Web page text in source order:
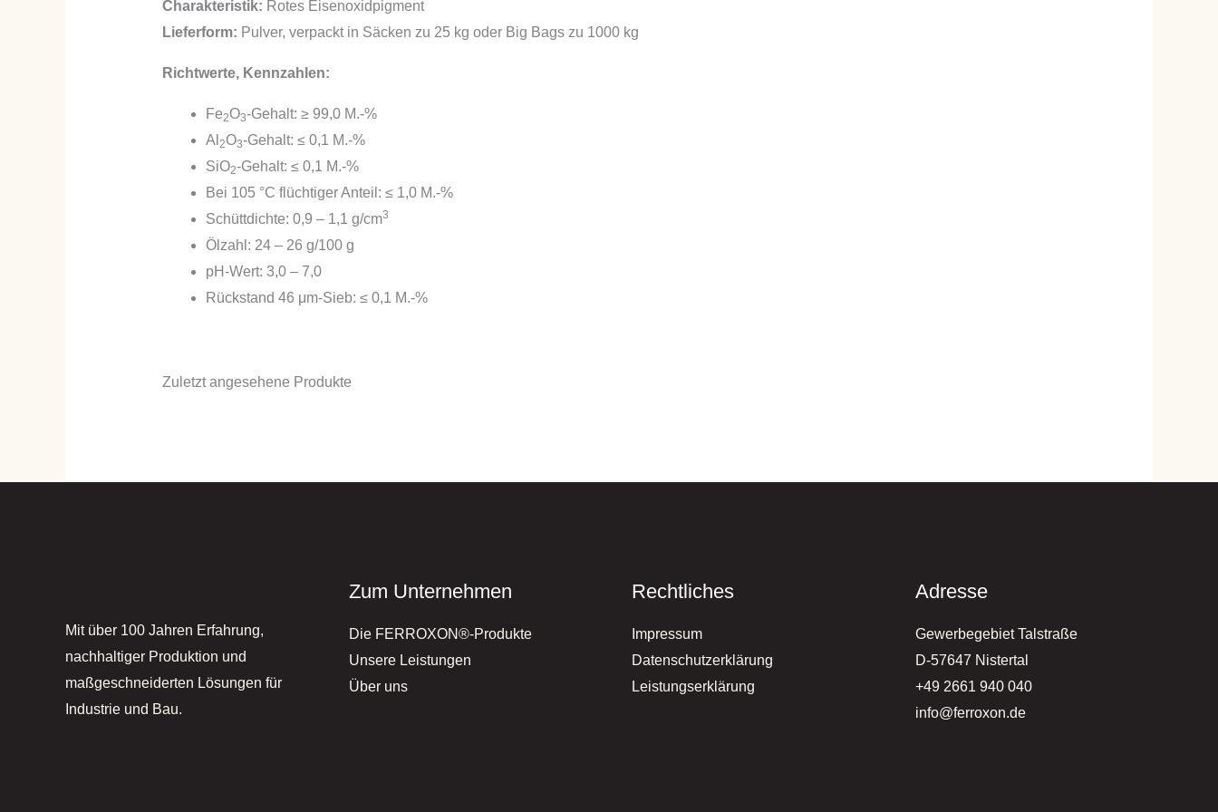
Charakteristik: Rotes Eisenoxidpigment
Lieferform: Pulver, verpackt in Säcken zu 25 kg oder Big Bags zu 1000 kg
Richtwerte, Kennzahlen:
Fe2O3-Gehalt: ≥ 99,0 M.-%
Al 2O3-Gehalt: ≤ 0,1 M.-%
SiO2-Gehalt: ≤ 0,1 M.-%
Bei 105 °C flüchtiger Anteil: ≤ 1,0 M.-%
Schüttdichte: 0,9 – 1,1 g/cm3
Ölzahl: 24 – 26 g/100 g
pH-Wert: 3,0 – 7,0
Rückstand 46 μm-Sieb: ≤ 0,1 M.-%
Zuletzt angesehene Produkte
Mit über 100 Jahren Erfahrung,
nachhaltiger Produktion und
maßgeschneiderten Lösungen für
Industrie und Bau.
Zum Unternehmen
Die FERROXON®-Produkte
Unsere Leistungen
Über uns
Rechtliches
Impressum
Datenschutzerklärung
Leistungserklärung
Adresse
Gewerbegebiet Talstraße
D-57647 Nistertal
+49 2661 940 040
info@ferroxon.de